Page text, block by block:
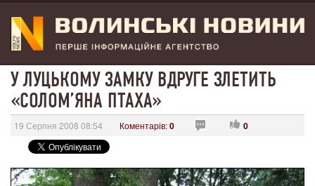
У ЛУЦЬКОМУ ЗАМКУ ВДРУГЕ ЗЛЕТИТЬ
«СОЛОМ’ЯНА ПТАХА»
19 Серпня 2008 08:54 Коментарів:0 0